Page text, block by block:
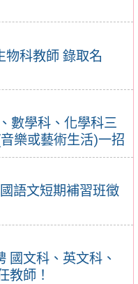
物科教師 錄取名
數學科、化學科三
樂或藝術生活)一招
語文短期補習班徵
國文科、英文科、
教師！